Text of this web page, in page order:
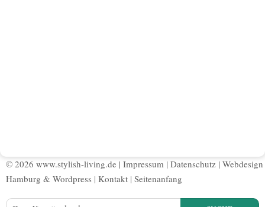
© 2026 www.stylish-living.de | Impressum | Datenschutz | Webdesign
Hamburg & Wordpress | Kontakt | Seitenanfang